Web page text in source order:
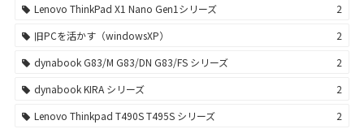
Lenovo ThinkPad X1 Nano Gen1シリーズ
2
旧PCを活かす（windowsXP）
2
dynabook G83/M G83/DN G83/FS シリーズ
2
dynabook KIRA シリーズ
2
Lenovo Thinkpad T490S T495S シリーズ
2